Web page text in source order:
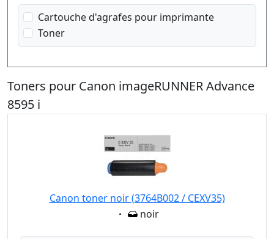
Cartouche d'agrafes pour imprimante
Toner
Toners pour Canon imageRUNNER Advance
8595 i
Canon toner noir (3764B002 / CEXV35)
Eigenschaft:
noir